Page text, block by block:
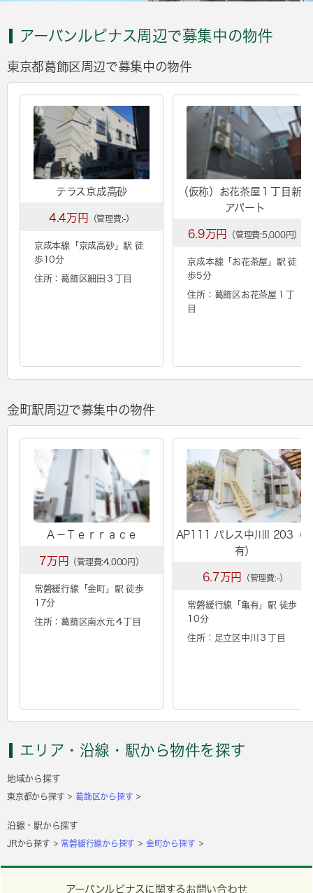
アーバンルピナス周辺で募集中の物件
東京都葛飾区周辺で募集中の物件
テラス京成高砂
4.4万円 （管理費:-）
京成本線「 京成高砂」駅 徒
歩10分
住所：葛飾区細田３丁目
（仮称）お花茶屋１丁目新築
アパート
6.9万円 （管理費:5,000円）
京成本線「 お花茶屋 」駅 徒
歩5分
住所：葛飾区お花茶屋１丁
目
金町駅周辺で募集中の物件
Ａ－Ｔｅｒｒａｃｅ
7万円 （管理費:4,000円）
常磐緩行線「金町」駅 徒歩
17分
住所：葛飾区南水元４丁目
AP111 パレス中川II 203（
有）
6.7万円 （管理費:-）
常磐緩行線「 亀有」駅 徒歩
10分
住所：足立区中川３丁目
エリア・沿線・駅から物件を探す
地域から探す
東京都から探す 葛飾区から探す
沿線・駅から探す
JRから探す 常磐緩行線から探す 金町から探す
アーバンルピナスに関するお問い合わせ